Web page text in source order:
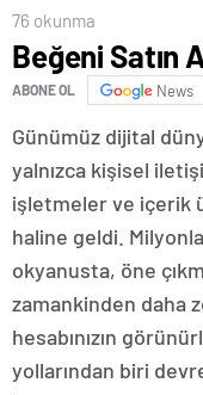
76 okunma
Beğeni Satın
ABONE OL News
Günümüz dijital
yalnızca kişisel
işletmeler ve içerik
haline geldi.
okyanusta, öne
zamankinden daha
hesabınızın
yollarından biri